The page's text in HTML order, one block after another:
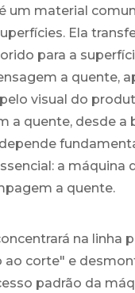
um material
Ela
para a
a quente,
visual do
a quente, desde a
a máquina
a quente.
na linha
corte" e
padrão da